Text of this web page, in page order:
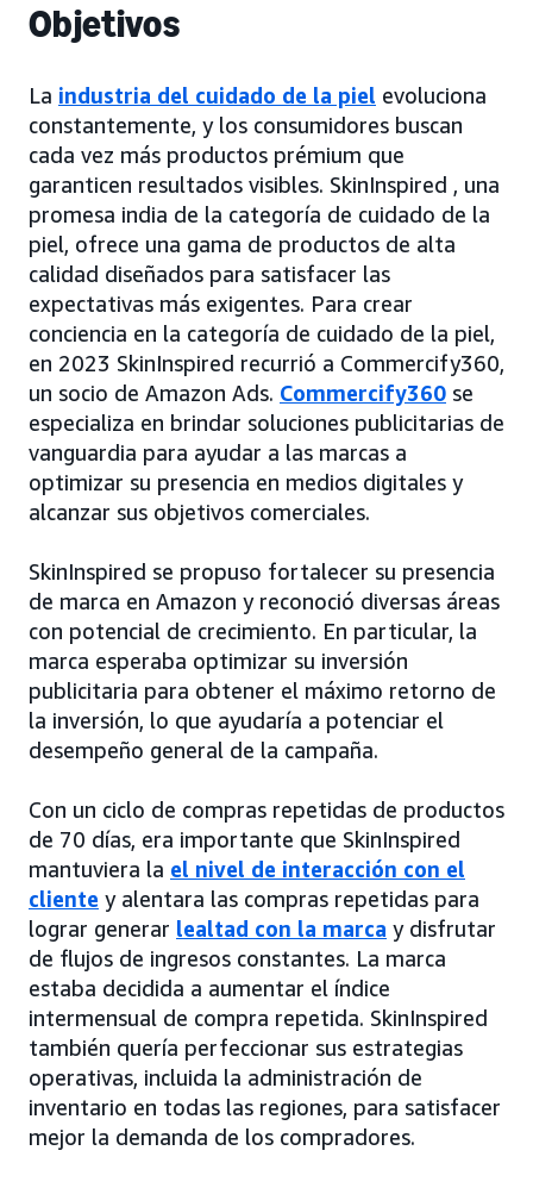
Objetivos
La industria del cuidado de la piel evoluciona
constantemente, y los consumidores buscan
cada vez más productos prémium que
garanticen resultados visibles. SkinInspired , una
promesa india de la categoría de cuidado de la
piel, ofrece una gama de productos de alta
calidad diseñados para satisfacer las
expectativas más exigentes. Para crear
conciencia en la categoría de cuidado de la piel,
en 2023 SkinInspired recurrió a Commercify360,
un socio de Amazon Ads. Commercify360 se
especializa en brindar soluciones publicitarias de
vanguardia para ayudar a las marcas a
optimizar su presencia en medios digitales y
alcanzar sus objetivos comerciales.
SkinInspired se propuso fortalecer su presencia
de marca en Amazon y reconoció diversas áreas
con potencial de crecimiento. En particular, la
marca esperaba optimizar su inversión
publicitaria para obtener el máximo retorno de
la inversión, lo que ayudaría a potenciar el
desempeño general de la campaña.
Con un ciclo de compras repetidas de productos
de 70 días, era importante que SkinInspired
mantuviera la el nivel de interacción con el
cliente y alentara las compras repetidas para
lograr generar lealtad con la marca y disfrutar
de flujos de ingresos constantes. La marca
estaba decidida a aumentar el índice
intermensual de compra repetida. SkinInspired
también quería perfeccionar sus estrategias
operativas, incluida la administración de
inventario en todas las regiones, para satisfacer
mejor la demanda de los compradores.